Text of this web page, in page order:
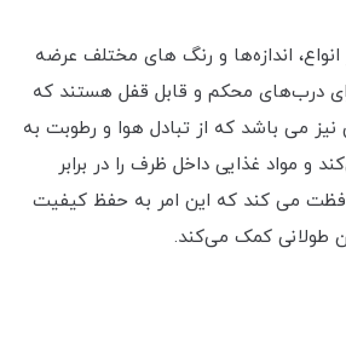
اندازه‌ها و رنگ های مختلف عرضه
درب‌های محکم و قابل قفل هستند که
نیز می باشد که از تبادل هوا و رطوبت به
و مواد غذایی داخل ظرف را در برابر
می کند که این امر به حفظ کیفیت
طولانی کمک می‌کند.